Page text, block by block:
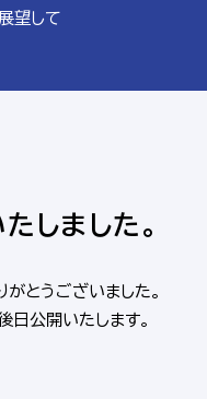
展望して
しました。
がとうございました。
日公開いたします。